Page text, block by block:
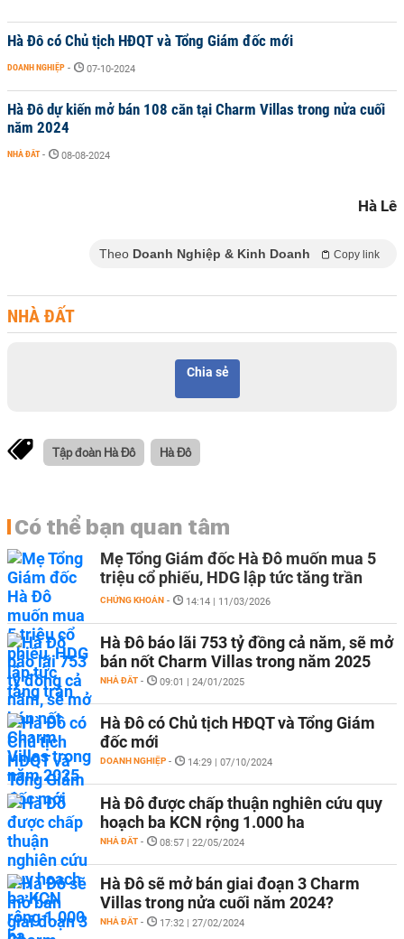
Hà Đô có Chủ tịch HĐQT và Tổng Giám đốc mới
DOANH NGHIỆP - 07-10-2024
Hà Đô dự kiến mở bán 108 căn tại Charm Villas trong nửa cuối
năm 2024
NHÀ ĐẤT - 08-08-2024
Hà Lê
Theo Doanh Nghiệp & Kinh Doanh Copy link
NHÀ ĐẤT
Chia sẻ
Tập đoàn Hà Đô Hà Đô
Có thể bạn quan tâm
Mẹ Tổng Giám đốc Hà Đô muốn mua 5
triệu cổ phiếu, HDG lập tức tăng trần
CHỨNG KHOÁN - 14:14 | 11/03/2026
Hà Đô báo lãi 753 tỷ đồng cả năm, sẽ mở
bán nốt Charm Villas trong năm 2025
NHÀ ĐẤT - 09:01 | 24/01/2025
Hà Đô có Chủ tịch HĐQT và Tổng Giám
đốc mới
DOANH NGHIỆP - 14:29 | 07/10/2024
Hà Đô được chấp thuận nghiên cứu quy
hoạch ba KCN rộng 1.000 ha
NHÀ ĐẤT - 08:57 | 22/05/2024
Hà Đô sẽ mở bán giai đoạn 3 Charm
Villas trong nửa cuối năm 2024?
NHÀ ĐẤT - 17:32 | 27/02/2024